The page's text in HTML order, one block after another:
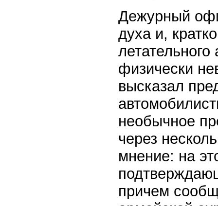
Дежурный
духа и,
физически
высказал
необычное
через
мнение: на
причем